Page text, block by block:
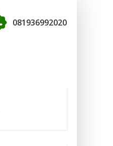
081936992020